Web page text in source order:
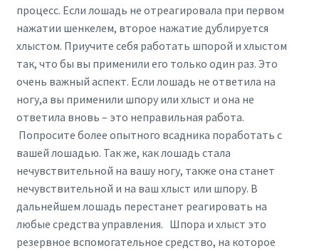
процесс. Если лошадь не отреагировала при первом
нажатии шенкелем, второе нажатие дублируется
хлыстом. Приучите себя работать шпорой и хлыстом
так, что бы вы применили его только один раз. Это
очень важный аспект. Если лошадь не ответила на
ногу,а вы применили шпору или хлыст и она не
ответила вновь – это неправильная работа.
Попросите более опытного всадника поработать с
вашей лошадью. Так же, как лошадь стала
нечувствительной на вашу ногу, также она станет
нечувствительной и на ваш хлыст или шпору. В
дальнейшем лошадь перестанет реагировать на
любые средства управления. Шпора и хлыст это
резервное вспомогательное средство, на которое